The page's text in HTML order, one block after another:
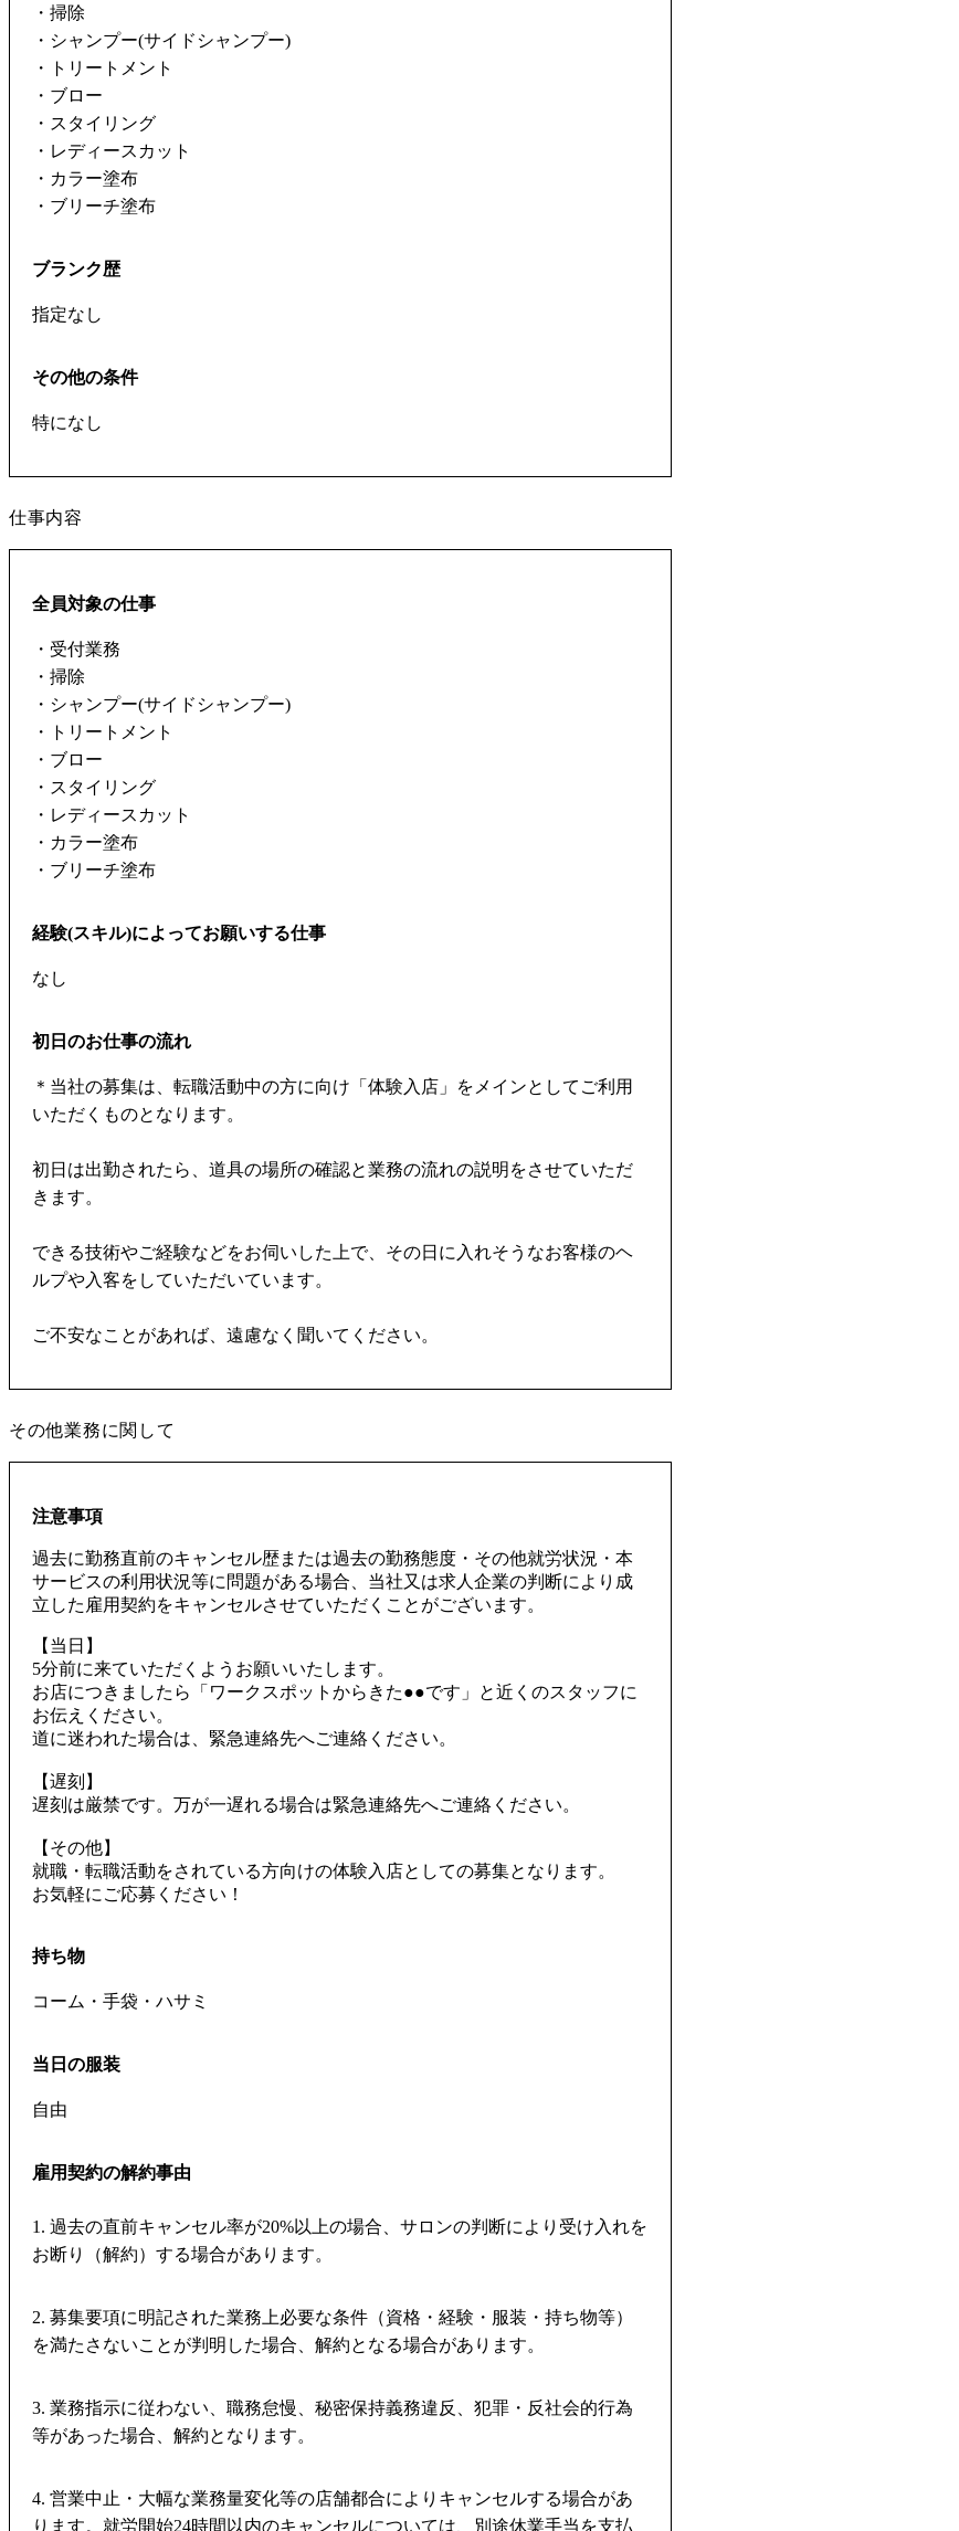
・掃除
・シャンプー(サイドシャンプー)
・トリートメント
・ブロー
・スタイリング
・レディースカット
・カラー塗布
・ブリーチ塗布
ブランク歴
指定なし
その他の条件
特になし
仕事内容
全員対象の仕事
・受付業務
・掃除
・シャンプー(サイドシャンプー)
・トリートメント
・ブロー
・スタイリング
・レディースカット
・カラー塗布
・ブリーチ塗布
経験(スキル)によってお願いする仕事
なし
初日のお仕事の流れ
＊当社の募集は、転職活動中の方に向け「体験入店」をメインとしてご利用
いただくものとなります。
初日は出勤されたら、道具の場所の確認と業務の流れの説明をさせていただ
きます。
できる技術やご経験などをお伺いした上で、その日に入れそうなお客様のヘ
ルプや入客をしていただいています。
ご不安なことがあれば、遠慮なく聞いてください。
その他業務に関して
注意事項
過去に勤務直前のキャンセル歴または過去の勤務態度・その他就労状況・本
サービスの利用状況等に問題がある場合、当社又は求人企業の判断により成
立した雇用契約をキャンセルさせていただくことがございます。
【当日】
5分前に来ていただくようお願いいたします。
お店につきましたら「ワークスポットからきた●●です」と近くのスタッフに
お伝えください。
道に迷われた場合は、緊急連絡先へご連絡ください。
【遅刻】
遅刻は厳禁です。万が一遅れる場合は緊急連絡先へご連絡ください。
【その他】
就職・転職活動をされている方向けの体験入店としての募集となります。
お気軽にご応募ください！
持ち物
コーム・手袋・ハサミ
当日の服装
自由
雇用契約の解約事由
1. 過去の直前キャンセル率が20%以上の場合、サロンの判断により受け入れを
お断り（解約）する場合があります。
2. 募集要項に明記された業務上必要な条件（資格・経験・服装・持ち物等）
を満たさないことが判明した場合、解約となる場合があります。
3. 業務指示に従わない、職務怠慢、秘密保持義務違反、犯罪・反社会的行為
等があった場合、解約となります。
4. 営業中止・大幅な業務量変化等の店舗都合によりキャンセルする場合があ
ります。就労開始24時間以内のキャンセルについては、別途休業手当を支払